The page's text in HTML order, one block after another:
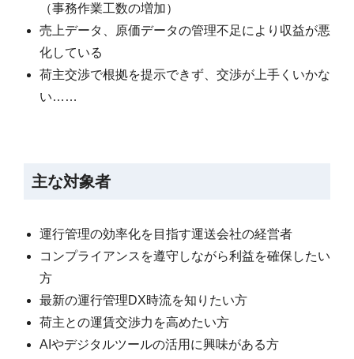
（事務作業工数の増加）
売上データ、原価データの管理不足により収益が悪
化している
荷主交渉で根拠を提示できず、交渉が上手くいかな
い……
主な対象者
運行管理の効率化を目指す運送会社の経営者
コンプライアンスを遵守しながら利益を確保したい
方
最新の運行管理DX時流を知りたい方
荷主との運賃交渉力を高めたい方
AIやデジタルツールの活用に興味がある方